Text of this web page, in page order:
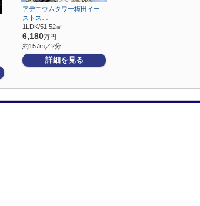
アデニウムタワー梅田イー
ストス…
1LDK/51.52㎡
6,180万円
約157m／2分
詳細を見る